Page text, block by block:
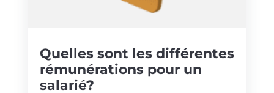
Quelles sont les différentes
rémunérations pour un
salarié?